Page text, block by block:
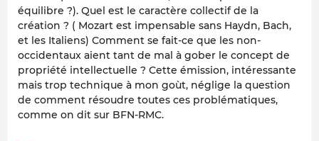
équilibre ?). Quel est le caractère collectif de la
création ? ( Mozart est impensable sans Haydn, Bach,
et les Italiens) Comment se fait-ce que les non-
occidentaux aient tant de mal à gober le concept de
propriété intellectuelle ? Cette émission, intéressante
mais trop technique à mon goùt, néglige la question
de comment résoudre toutes ces problématiques,
comme on dit sur BFN-RMC.